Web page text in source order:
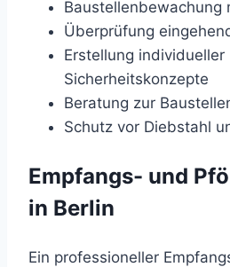
Baustellenbewachung
Überprüfung
Erstellung individueller
Sicherheitskonzepte
Beratung zur
Schutz vor Diebstahl
Empfangs- und
in Berlin
Ein professioneller